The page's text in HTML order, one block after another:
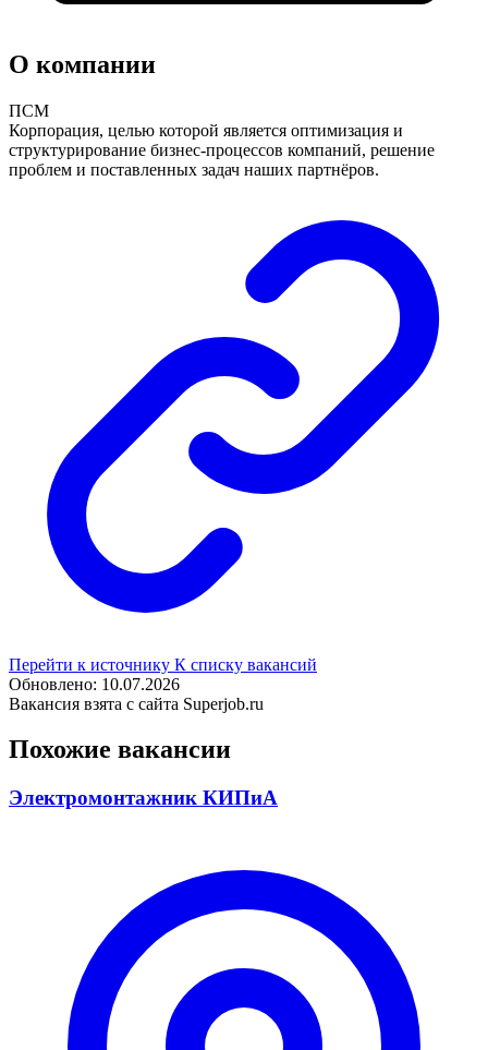
О компании
ПСМ
Корпорация, целью которой является оптимизация и
структурирование бизнес-процессов компаний, решение
проблем и поставленных задач наших партнёров.
Перейти к источнику К списку вакансий
Обновлено: 10.07.2026
Вакансия взята с сайта Superjob.ru
Похожие вакансии
Электромонтажник КИПиА